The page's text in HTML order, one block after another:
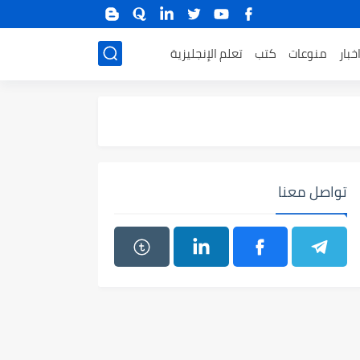
اخبار منوعات كتب تعلم الإنجليزية
تواصل معنا